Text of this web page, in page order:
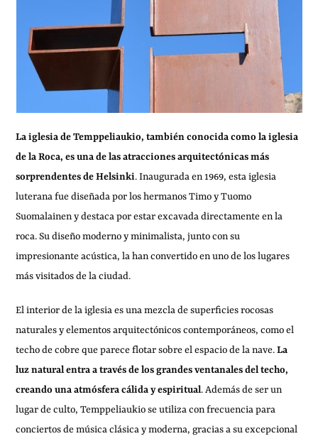
La iglesia de Temppeliaukio, también conocida como la iglesia
de la Roca, es una de las atracciones arquitectónicas más
sorprendentes de Helsinki. Inaugurada en 1969, esta iglesia
luterana fue diseñada por los hermanos Timo y Tuomo
Suomalainen y destaca por estar excavada directamente en la
roca. Su diseño moderno y minimalista, junto con su
impresionante acústica, la han convertido en uno de los lugares
más visitados de la ciudad.
El interior de la iglesia es una mezcla de superficies rocosas
naturales y elementos arquitectónicos contemporáneos, como el
techo de cobre que parece flotar sobre el espacio de la nave.La
luz natural entra a través de los grandes ventanales del techo,
creando una atmósfera cálida y espiritual. Además de ser un
lugar de culto, Temppeliaukio se utiliza con frecuencia para
conciertos de música clásica y moderna, gracias a su excepcional